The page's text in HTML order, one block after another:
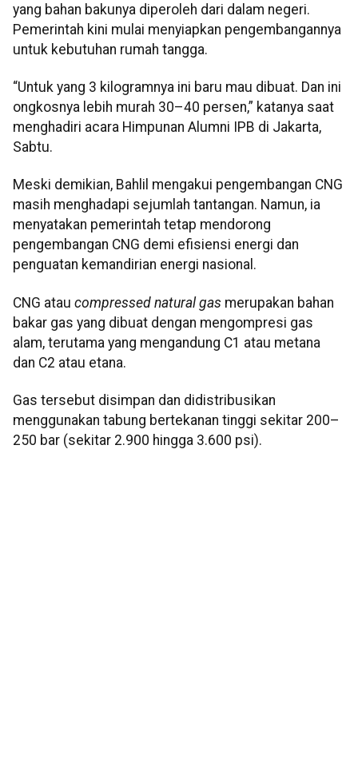
yang bahan bakunya diperoleh dari dalam negeri.
Pemerintah kini mulai menyiapkan pengembangannya
untuk kebutuhan rumah tangga.
“Untuk yang 3 kilogramnya ini baru mau dibuat. Dan ini
ongkosnya lebih murah 30–40 persen,” katanya saat
menghadiri acara Himpunan Alumni IPB di Jakarta,
Sabtu.
Meski demikian, Bahlil mengakui pengembangan CNG
masih menghadapi sejumlah tantangan. Namun, ia
menyatakan pemerintah tetap mendorong
pengembangan CNG demi efisiensi energi dan
penguatan kemandirian energi nasional.
CNG atau compressed natural gas merupakan bahan
bakar gas yang dibuat dengan mengompresi gas
alam, terutama yang mengandung C1 atau metana
dan C2 atau etana.
Gas tersebut disimpan dan didistribusikan
menggunakan tabung bertekanan tinggi sekitar 200–
250 bar (sekitar 2.900 hingga 3.600 psi).